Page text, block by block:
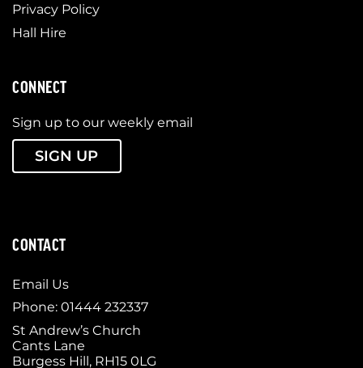
Privacy Policy
Hall Hire
CONNECT
Sign up to our weekly email
SIGN UP
CONTACT
Email Us
Phone: 01444 232337
St Andrew’s Church
Cants Lane
Burgess Hill, RH15 0LG